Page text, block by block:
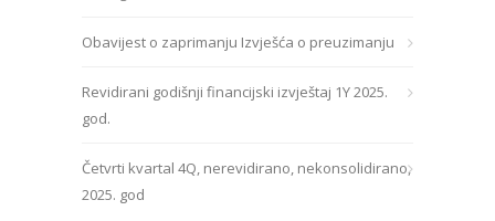
Obavijest o zaprimanju Izvješća o preuzimanju
Revidirani godišnji financijski izvještaj 1Y 2025.
god.
Četvrti kvartal 4Q, nerevidirano, nekonsolidirano,
2025. god